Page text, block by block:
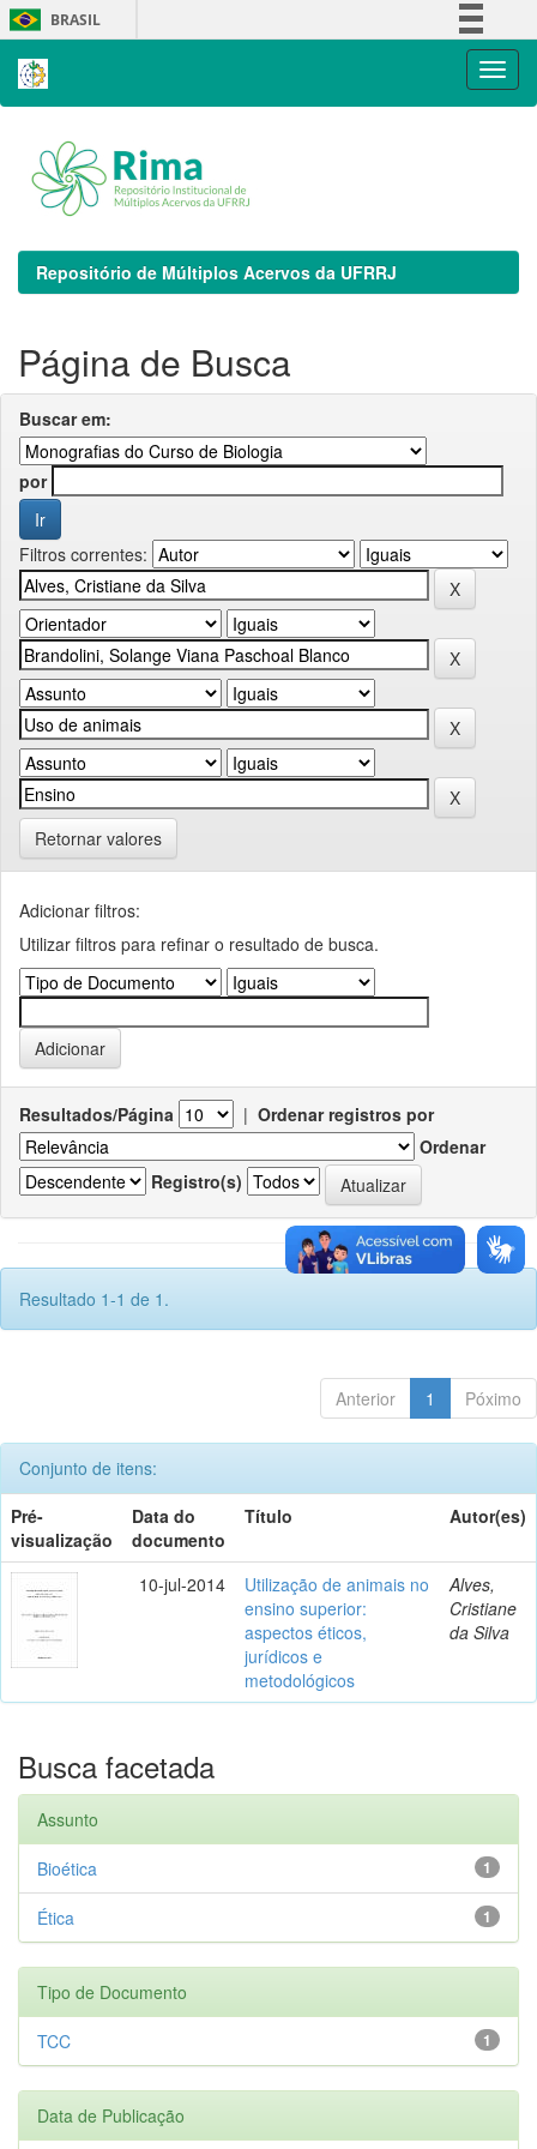
Skip
navigation
BRASIL
Repositório de Múltiplos Acervos da UFRRJ
Página de Busca
Buscar em:
por
Filtros correntes:
Retornar valores
Adicionar filtros:
Utilizar filtros para refinar o resultado de busca.
Resultados/Página | Ordenar registros por
Ordenar
Registro(s)
Resultado 1-1 de 1.
Anterior 1 Póximo
Conjunto de itens:
Pré-
visualização
Data do
documento
Título Autor(es)
10-jul-2014
Utilização de animais no
ensino superior:
aspectos éticos,
jurídicos e
metodológicos
Alves,
Cristiane
da Silva
Busca facetada
Assunto
1
Bioética
1
Ética
Tipo de Documento
1
TCC
Data de Publicação